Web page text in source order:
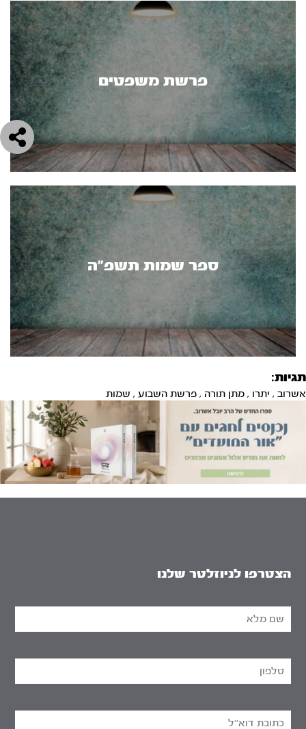
פרשת משפטים
ספר שמות תשפ”ה
תגיות:
אשרוב , יתרו , מתן תורה , פרשת השבוע , שמות
הצטרפו לניוזלטר שלנו